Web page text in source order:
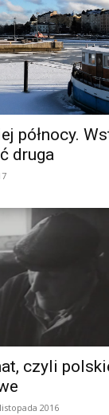
północy.
druga
czyli
2016